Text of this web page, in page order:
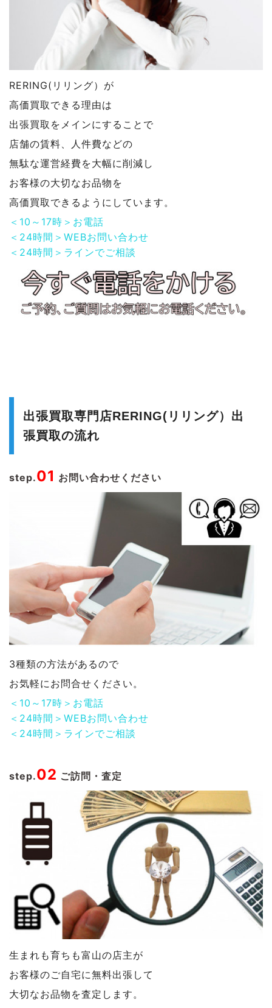
RERING(リリング）が
高価買取できる理由は
出張買取をメインにすることで
店舗の賃料、人件費などの
無駄な運営経費を大幅に削減し
お客様の大切なお品物を
高価買取できるようにしています。
＜10～17時＞お電話
＜24時間＞WEBお問い合わせ
＜24時間＞ラインでご相談
出張買取専門店RERING(リリング）出
張買取の流れ
step.01 お問い合わせください
3種類の方法があるので
お気軽にお問合せください。
＜10～17時＞お電話
＜24時間＞WEBお問い合わせ
＜24時間＞ラインでご相談
step.02 ご訪問・査定
生まれも育ちも富山の店主が
お客様のご自宅に無料出張して
大切なお品物を査定します。